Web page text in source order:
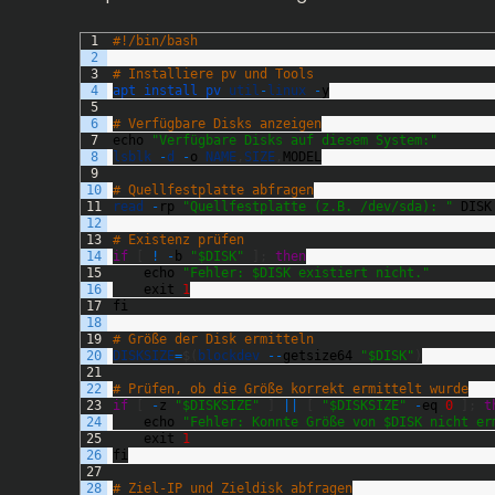
1
2
3
4
5
6
7
8
9
10
11
12
13
14
15
16
17
18
19
20
21
22
23
24
25
26
27
28
#!/bin/bash
# Installiere pv und Tools
apt install pv util - linux -y
# Verfügbare Disks anzeigen
echo
"Verfügbare Disks auf diesem System:"
lsblk
-d -o NAME SIZE MODEL
# Quellfestplatte abfragen
read
- rp "Quellfestplatte (z.B. /dev/sda): " DISK
# Existenz prüfen
if
! - b "$DISK"
then
echo
"Fehler: $DISK existiert nicht."
exit
1
fi
# Größe der Disk ermitteln
DISKSIZE= blockdev --getsize64 "$DISK"
# Prüfen, ob die Größe korrekt ermittelt wurde
if
-z "$DISKSIZE" "$DISKSIZE" -eq 0
echo
"Fehler: Konnte Größe von $DISK nicht
exit
1
fi
# Ziel-IP und Zieldisk abfragen